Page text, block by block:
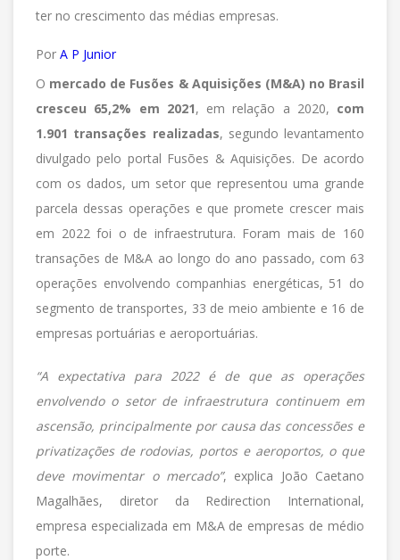
ter no crescimento das médias empresas.
Por A P Junior
O mercado de Fusões & Aquisições (M&A) no Brasil
cresceu 65,2% em 2021, em relação a 2020, com
1.901 transações realizadas, segundo levantamento
divulgado pelo portal Fusões & Aquisições. De acordo
com os dados, um setor que representou uma grande
parcela dessas operações e que promete crescer mais
em 2022 foi o de infraestrutura. Foram mais de 160
transações de M&A ao longo do ano passado, com 63
operações envolvendo companhias energéticas, 51 do
segmento de transportes, 33 de meio ambiente e 16 de
empresas portuárias e aeroportuárias.
“A expectativa para 2022 é de que as operações
envolvendo o setor de infraestrutura continuem em
ascensão, principalmente por causa das concessões e
privatizações de rodovias, portos e aeroportos, o que
deve movimentar o mercado”, explica João Caetano
Magalhães, diretor da Redirection International,
empresa especializada em M&A de empresas de médio
porte.